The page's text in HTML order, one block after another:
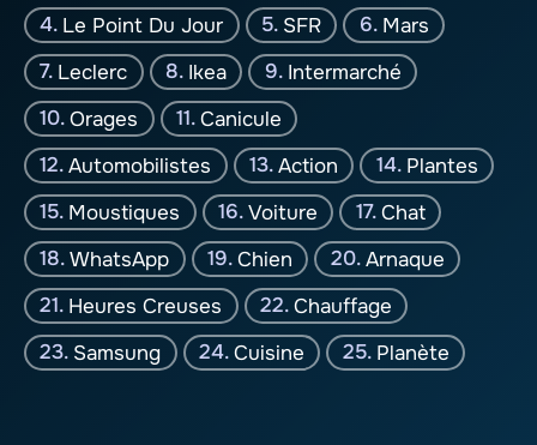
Le Point Du Jour
SFR
Mars
Leclerc
Ikea
Intermarché
Orages
Canicule
Automobilistes
Action
Plantes
Moustiques
Voiture
Chat
WhatsApp
Chien
Arnaque
Heures Creuses
Chauffage
Samsung
Cuisine Planète